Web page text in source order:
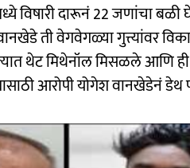
विषारी दारूनं 22 जणांचा
ती वेगवेगळ्या गुत्त्यांवर
थेट मिथेनॉल मिसळले आणि
आरोपी योगेश वानखेडेनं